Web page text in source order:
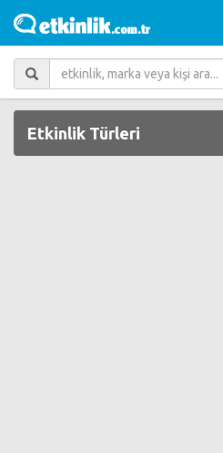
Etkinlik Türleri